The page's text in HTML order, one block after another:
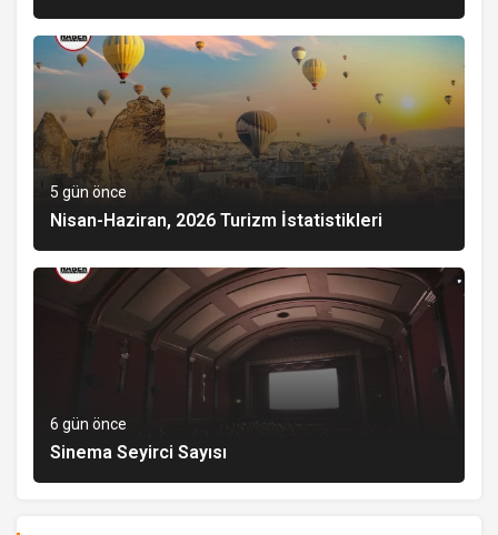
5 gün önce
Nisan-Haziran, 2026 Turizm İstatistikleri
6 gün önce
Sinema Seyirci Sayısı